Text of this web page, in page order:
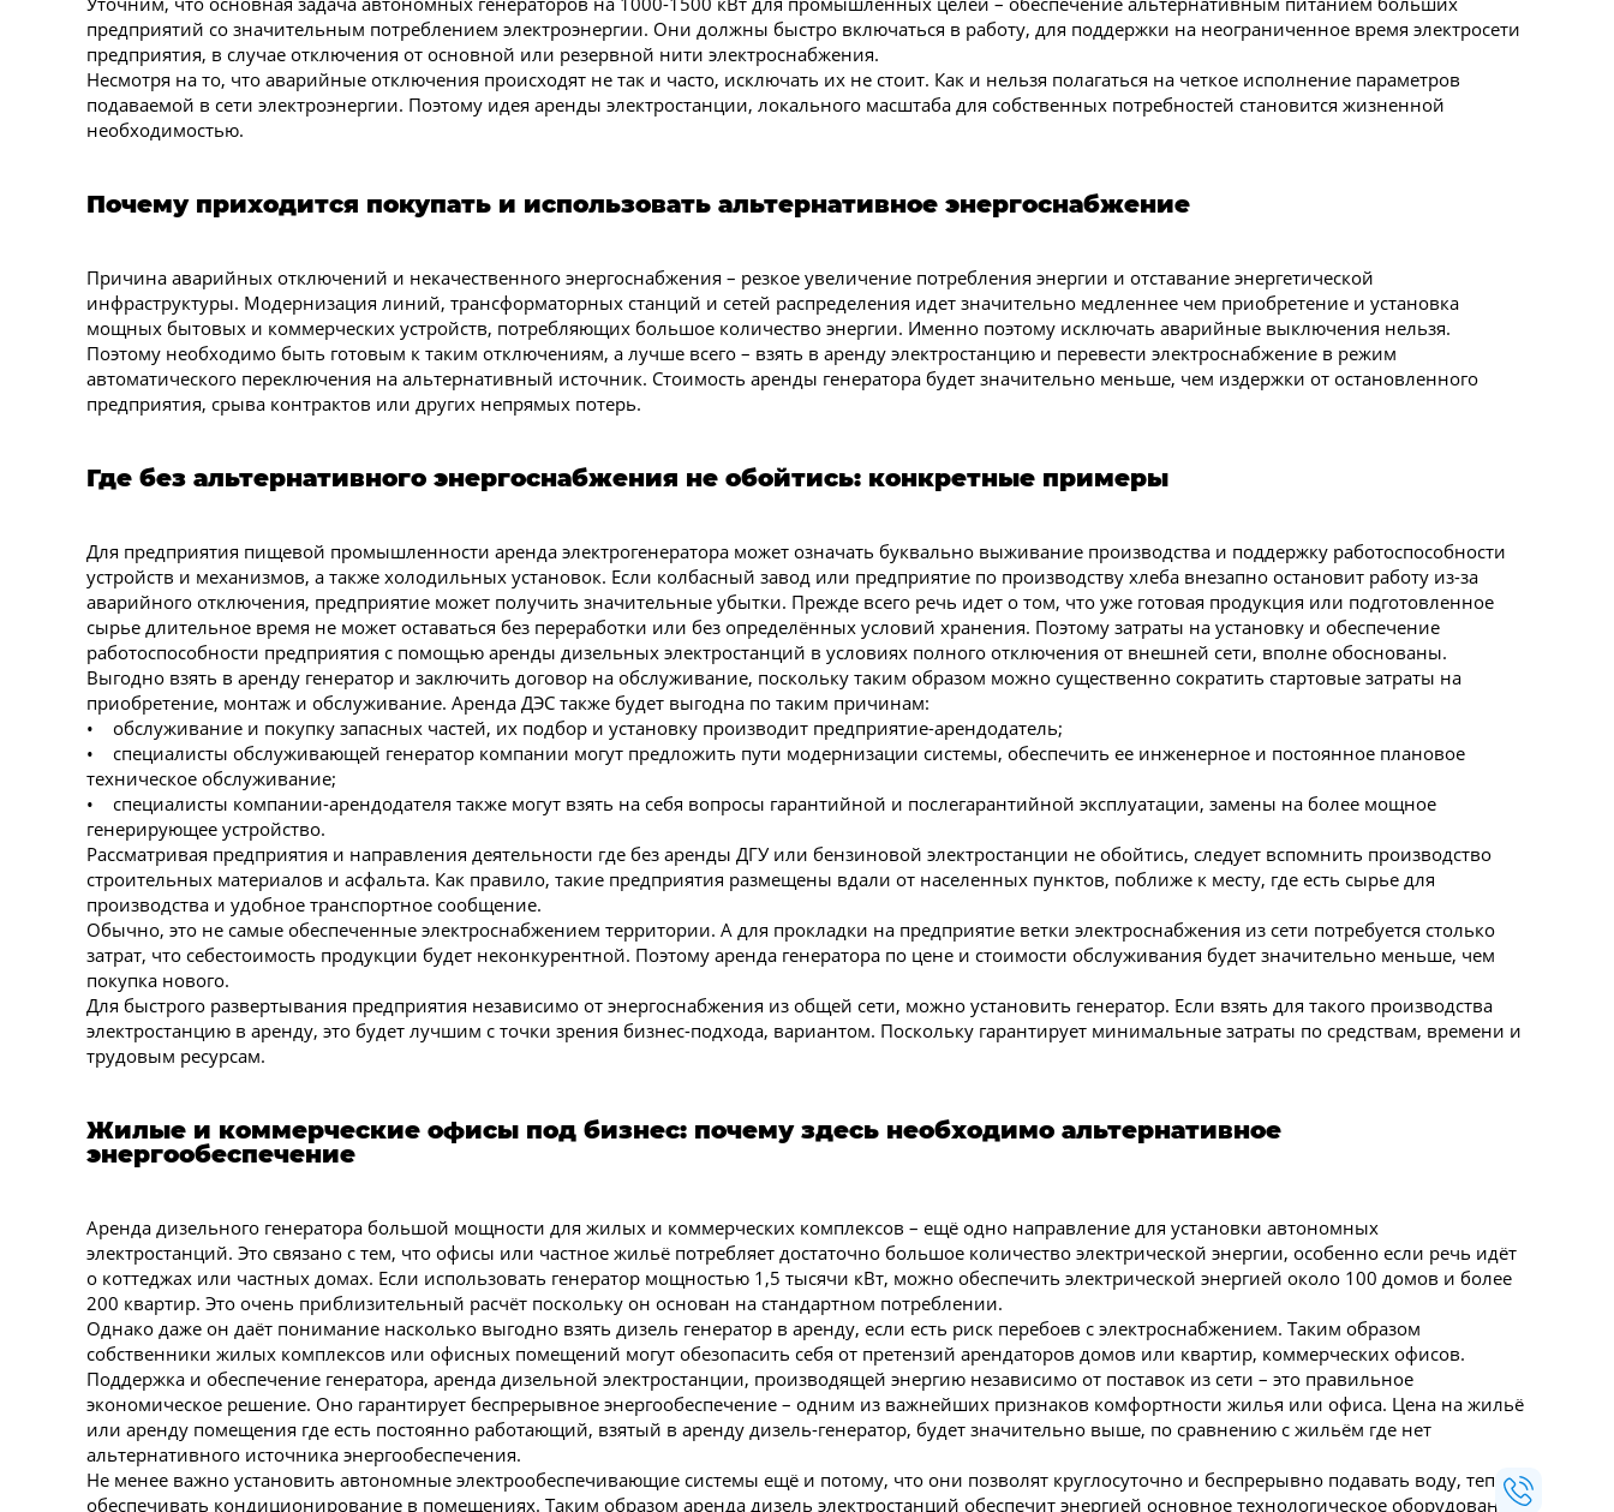
предприятий со значительным потреблением электроэнергии. Они должны быстро включаться в работу, для поддержки на неограниченное время электросети
предприятия, в случае отключения от основной или резервной нити электроснабжения.
Несмотря на то, что аварийные отключения происходят не так и часто, исключать их не стоит. Как и нельзя полагаться на четкое исполнение параметров
подаваемой в сети электроэнергии. Поэтому идея аренды электростанции, локального масштаба для собственных потребностей становится жизненной
необходимостью.
Почему приходится покупать и использовать альтернативное энергоснабжение
Причина аварийных отключений и некачественного энергоснабжения – резкое увеличение потребления энергии и отставание энергетической
инфраструктуры. Модернизация линий, трансформаторных станций и сетей распределения идет значительно медленнее чем приобретение и установка
мощных бытовых и коммерческих устройств, потребляющих большое количество энергии. Именно поэтому исключать аварийные выключения нельзя.
Поэтому необходимо быть готовым к таким отключениям, а лучше всего – взять в аренду электростанцию и перевести электроснабжение в режим
автоматического переключения на альтернативный источник. Стоимость аренды генератора будет значительно меньше, чем издержки от остановленного
предприятия, срыва контрактов или других непрямых потерь.
Где без альтернативного энергоснабжения не обойтись: конкретные примеры
Для предприятия пищевой промышленности аренда электрогенератора может означать буквально выживание производства и поддержку работоспособности
устройств и механизмов, а также холодильных установок. Если колбасный завод или предприятие по производству хлеба внезапно остановит работу из-за
аварийного отключения, предприятие может получить значительные убытки. Прежде всего речь идет о том, что уже готовая продукция или подготовленное
сырье длительное время не может оставаться без переработки или без определённых условий хранения. Поэтому затраты на установку и обеспечение
работоспособности предприятия с помощью аренды дизельных электростанций в условиях полного отключения от внешней сети, вполне обоснованы.
Выгодно взять в аренду генератор и заключить договор на обслуживание, поскольку таким образом можно существенно сократить стартовые затраты на
приобретение, монтаж и обслуживание. Аренда ДЭС также будет выгодна по таким причинам:
• обслуживание и покупку запасных частей, их подбор и установку производит предприятие-арендодатель;
• специалисты обслуживающей генератор компании могут предложить пути модернизации системы, обеспечить ее инженерное и постоянное плановое
техническое обслуживание;
• специалисты компании-арендодателя также могут взять на себя вопросы гарантийной и послегарантийной эксплуатации, замены на более мощное
генерирующее устройство.
Рассматривая предприятия и направления деятельности где без аренды ДГУ или бензиновой электростанции не обойтись, следует вспомнить производство
строительных материалов и асфальта. Как правило, такие предприятия размещены вдали от населенных пунктов, поближе к месту, где есть сырье для
производства и удобное транспортное сообщение.
Обычно, это не самые обеспеченные электроснабжением территории. А для прокладки на предприятие ветки электроснабжения из сети потребуется столько
затрат, что себестоимость продукции будет неконкурентной. Поэтому аренда генератора по цене и стоимости обслуживания будет значительно меньше, чем
покупка нового.
Для быстрого развертывания предприятия независимо от энергоснабжения из общей сети, можно установить генератор. Если взять для такого производства
электростанцию в аренду, это будет лучшим с точки зрения бизнес-подхода, вариантом. Поскольку гарантирует минимальные затраты по средствам, времени и
трудовым ресурсам.
Жилые и коммерческие офисы под бизнес: почему здесь необходимо альтернативное
энергообеспечение
Аренда дизельного генератора большой мощности для жилых и коммерческих комплексов – ещё одно направление для установки автономных
электростанций. Это связано с тем, что офисы или частное жильё потребляет достаточно большое количество электрической энергии, особенно если речь идёт
о коттеджах или частных домах. Если использовать генератор мощностью 1,5 тысячи кВт, можно обеспечить электрической энергией около 100 домов и более
200 квартир. Это очень приблизительный расчёт поскольку он основан на стандартном потреблении.
Однако даже он даёт понимание насколько выгодно взять дизель генератор в аренду, если есть риск перебоев с электроснабжением. Таким образом
собственники жилых комплексов или офисных помещений могут обезопасить себя от претензий арендаторов домов или квартир, коммерческих офисов.
Поддержка и обеспечение генератора, аренда дизельной электростанции, производящей энергию независимо от поставок из сети – это правильное
экономическое решение. Оно гарантирует беспрерывное энергообеспечение – одним из важнейших признаков комфортности жилья или офиса. Цена на жильё
или аренду помещения где есть постоянно работающий, взятый в аренду дизель-генератор, будет значительно выше, по сравнению с жильём где нет
альтернативного источника энергообеспечения.
Не менее важно установить автономные электрообеспечивающие системы ещё и потому, что они позволят круглосуточно и беспрерывно подавать воду, тепло,
обеспечивать кондиционирование в помещениях. Таким образом аренда дизель электростанций обеспечит энергией основное технологическое оборудование